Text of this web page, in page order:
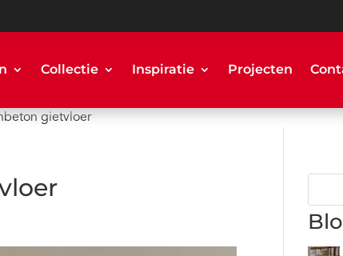
Collectie Inspiratie Projecten
gietvloer